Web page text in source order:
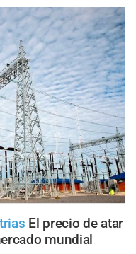
El precio de atar
mundial